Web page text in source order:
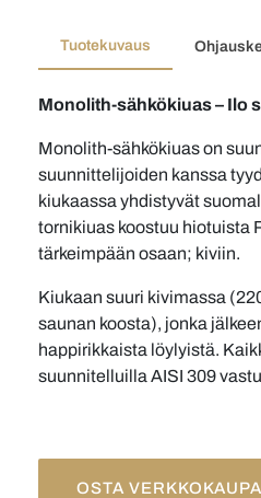
Tuotekuvaus
Monolith-sähkökiuas – Ilo
Monolith-sähkökiuas on
suunnittelijoiden kanssa
kiukaassa yhdistyvät
tornikiuas koostuu hiotuista
tärkeimpään osaan; kiviin.
Kiukaan suuri kivimassa
saunan koosta), jonka
happirikkaista löylyistä.
suunnitelluilla AISI 309
OSTA